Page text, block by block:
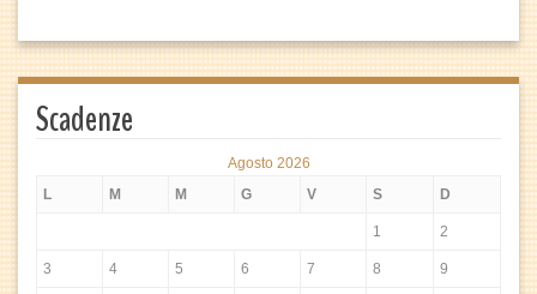
Scadenze
Agosto 2026
L
M M G V S D
1 2
3 4 5 6 7 8 9